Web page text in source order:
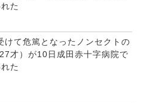
た
けて危篤となったノンセクトの
才）が10日成田赤十字病院で
た